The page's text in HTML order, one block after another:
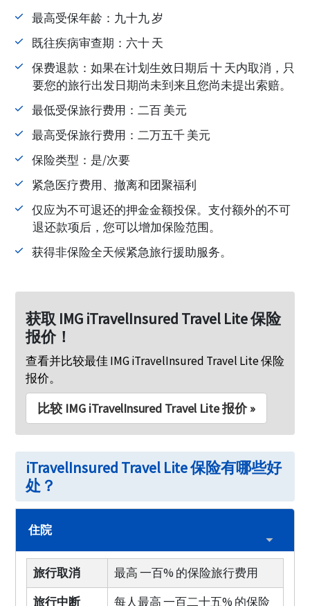
最高受保年龄：九十九 岁
既往疾病审查期：六十 天
保费退款：如果在计划生效日期后 十 天内取消，只
要您的旅行出发日期尚未到来且您尚未提出索赔。
最低受保旅行费用：二百 美元
最高受保旅行费用：二万五千 美元
保险类型：是/次要
紧急医疗费用、撤离和团聚福利
仅应为不可退还的押金金额投保。支付额外的不可
退还款项后，您可以增加保险范围。
获得非保险全天候紧急旅行援助服务。
获取 IMG iTravelInsured Travel Lite 保险
报价！
查看并比较最佳 IMG iTravelInsured Travel Lite 保险
报价。
比较 IMG iTravelInsured Travel Lite 报价 »
iTravelInsured Travel Lite 保险有哪些好
处？
住院
旅行取消
最高 一百% 的保险旅行费用
旅行中断
每人最高 一百二十五% 的保险